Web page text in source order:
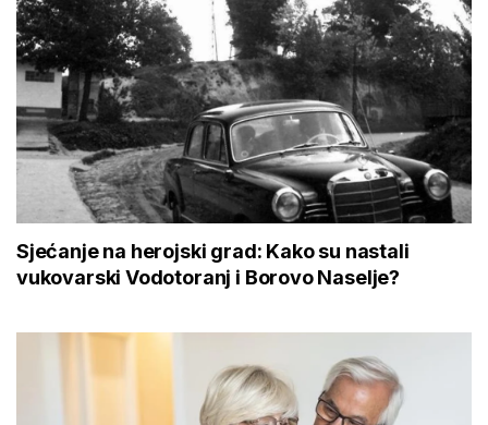
Sjećanje na herojski grad: Kako su nastali
vukovarski Vodotoranj i Borovo Naselje?